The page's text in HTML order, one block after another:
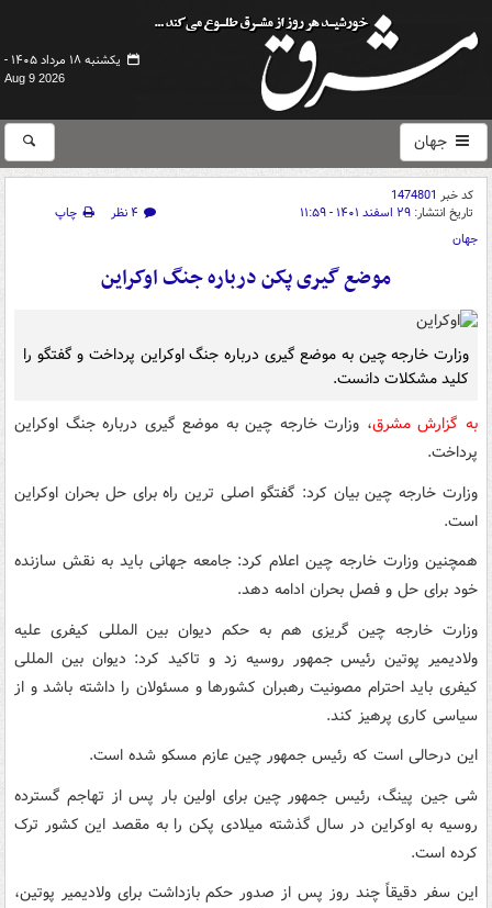
یکشنبه ۱۸ مرداد ۱۴۰۵ -
Aug 9 2026
جهان
کد خبر 1474801
تاریخ انتشار: ۲۹ اسفند ۱۴۰۱ - ۱۱:۵۹ ۴ نظر
چاپ
جهان
موضع گیری پکن درباره جنگ اوکراین
وزارت خارجه چین به موضع گیری درباره جنگ اوکراین پرداخت و گفتگو را
کلید مشکلات دانست.
به گزارش مشرق، وزارت خارجه چین به موضع گیری درباره جنگ اوکراین
پرداخت.
وزارت خارجه چین بیان کرد: گفتگو اصلی ترین راه برای حل بحران اوکراین
است.
همچنین وزارت خارجه چین اعلام کرد: جامعه جهانی باید به نقش سازنده
خود برای حل و فصل بحران ادامه دهد.
وزارت خارجه چین گریزی هم به حکم دیوان بین المللی کیفری علیه
ولادیمیر پوتین رئیس جمهور روسیه زد و تاکید کرد: دیوان بین المللی
کیفری باید احترام مصونیت رهبران کشورها و مسئولان را داشته باشد و از
سیاسی کاری پرهیز کند.
این درحالی است که رئیس جمهور چین عازم مسکو شده است.
شی جین پینگ، رئیس جمهور چین برای اولین بار پس از تهاجم گسترده
روسیه به اوکراین در سال گذشته میلادی پکن را به مقصد این کشور ترک
کرده است.
این سفر دقیقاً چند روز پس از صدور حکم بازداشت برای ولادیمیر پوتین،